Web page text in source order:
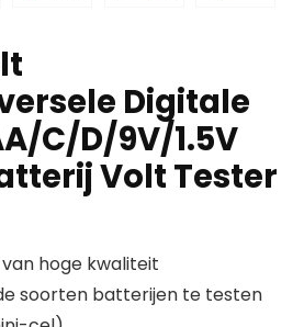
Digitale
C/D/9V/1.5V
Volt Tester
van hoge kwaliteit
soorten batterijen te testen